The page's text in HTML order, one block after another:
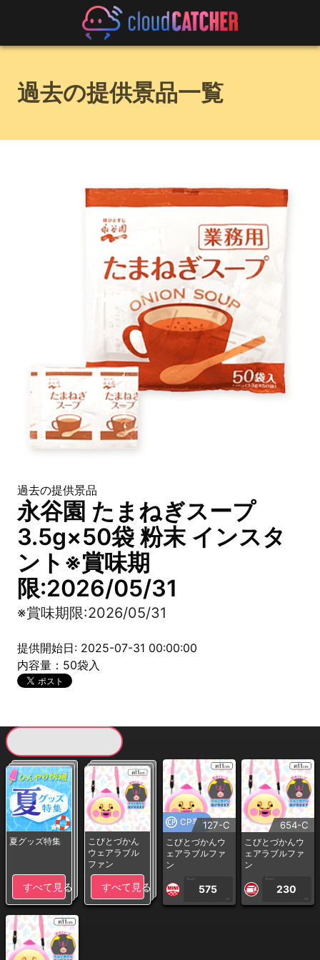
過去の提供景品一覧
過去の提供景品
永谷園 たまねぎスープ
3.5g×50袋 粉末 インスタ
ント※賞味期
限:2026/05/31
※賞味期限:2026/05/31
提供開始日: 2025-07-31 00:00:00
内容量：50袋入
夏グッズ特集
すべて見る
こびとづかん
ウェアラブル
ファン
すべて見る
CP専用127-C
こびとづかんウ
ェアラブルファ
ン
1PLAY
575
CP
654-C
こびとづかんウ
ェアラブルファ
ン
1PLAY
230
CP